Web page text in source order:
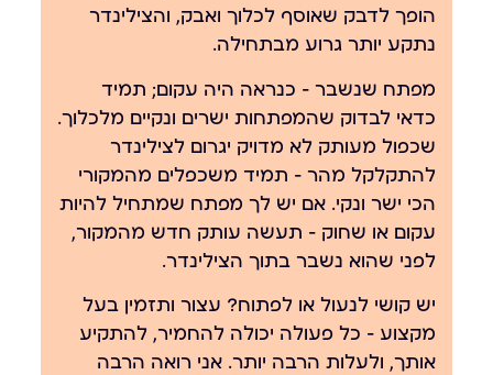
הופך לדבק שאוסף לכלוך ואבק, והצילינדר
נתקע יותר גרוע מבתחילה.
מפתח שנשבר — כנראה היה עקום; תמיד
כדאי לבדוק שהמפתחות ישרים ונקיים מלכלוך.
שכפול מעותק לא מדויק יגרום לצילינדר
להתקלקל מהר — תמיד משכפלים מהמקורי
הכי ישר ונקי. אם יש לך מפתח שמתחיל להיות
עקום או שחוק — תעשה עותק חדש מהמקור,
לפני שהוא נשבר בתוך הצילינדר.
יש קושי לנעול או לפתוח? עצור ותזמין בעל
מקצוע — כל פעולה יכולה להחמיר, להתקיע
אותך, ולעלות הרבה יותר. אני רואה הרבה